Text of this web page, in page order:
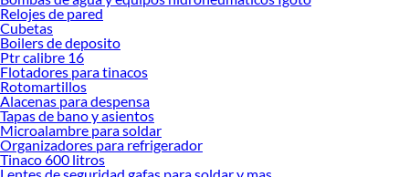
Relojes de pared
Cubetas
Boilers de deposito
Ptr calibre 16
Flotadores para tinacos
Rotomartillos
Alacenas para despensa
Tapas de bano y asientos
Microalambre para soldar
Organizadores para refrigerador
Tinaco 600 litros